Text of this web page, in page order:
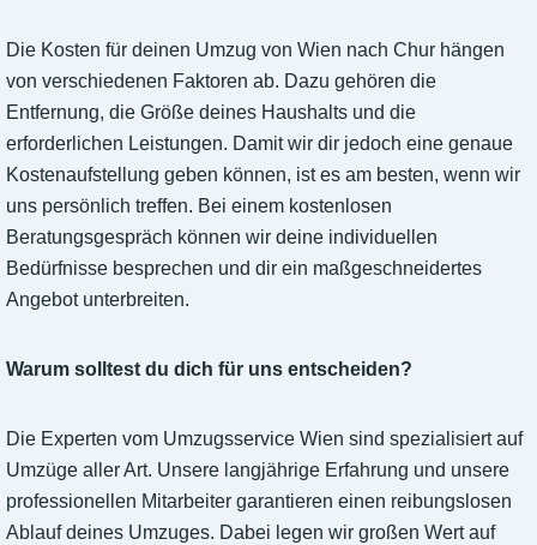
Die Kosten für deinen Umzug von Wien nach Chur hängen
von verschiedenen Faktoren ab. Dazu gehören die
Entfernung, die Größe deines Haushalts und die
erforderlichen Leistungen. Damit wir dir jedoch eine genaue
Kostenaufstellung geben können, ist es am besten, wenn wir
uns persönlich treffen. Bei einem kostenlosen
Beratungsgespräch können wir deine individuellen
Bedürfnisse besprechen und dir ein maßgeschneidertes
Angebot unterbreiten.
Warum solltest du dich für uns entscheiden?
Die Experten vom Umzugsservice Wien sind spezialisiert auf
Umzüge aller Art. Unsere langjährige Erfahrung und unsere
professionellen Mitarbeiter garantieren einen reibungslosen
Ablauf deines Umzuges. Dabei legen wir großen Wert auf